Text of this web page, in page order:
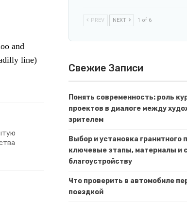
and
line)
PREV NEXT 1 of 6
Свежие Записи
Понять современность: роль
проектов в диалоге между
зрителем
Выбор и установка гранитного
ключевые этапы, материалы и
благоустройству
Что проверить в автомобиле
поездкой